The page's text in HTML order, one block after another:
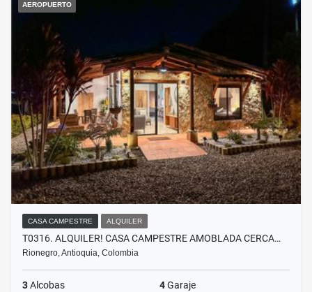
AEROPUERTO
CASA CAMPESTRE ALQUILER
T0316. ALQUILER! CASA CAMPESTRE AMOBLADA CERCA…
Rionegro, Antioquia, Colombia
3Alcobas 4Garaje